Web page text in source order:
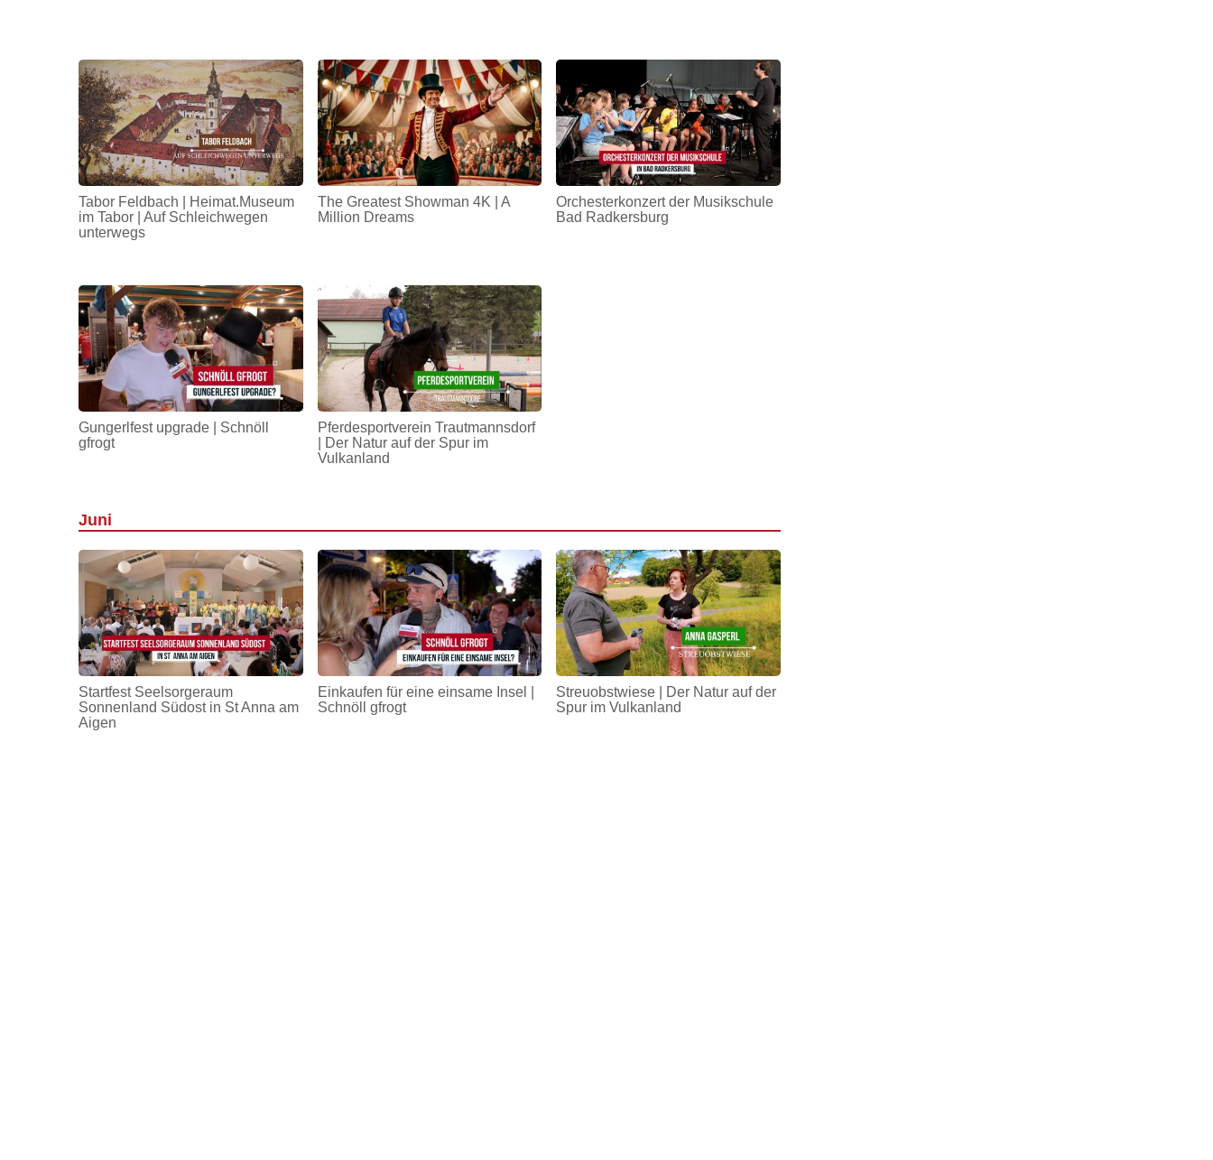
Tabor Feldbach | Heimat.Museum
im Tabor | Auf Schleichwegen
unterwegs
The Greatest Showman 4K | A
Million Dreams
Orchesterkonzert der Musikschule
Bad Radkersburg
Gungerlfest upgrade | Schnöll
gfrogt
Pferdesportverein Trautmannsdorf
| Der Natur auf der Spur im
Vulkanland
Juni
Startfest Seelsorgeraum
Sonnenland Südost in St Anna am
Aigen
Einkaufen für eine einsame Insel |
Schnöll gfrogt
Streuobstwiese | Der Natur auf der
Spur im Vulkanland